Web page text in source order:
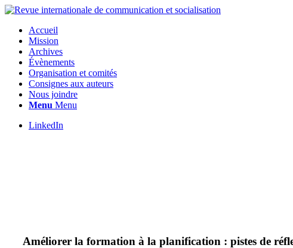
Accueil
Mission
Archives
Évènements
Organisation et comités
Consignes aux auteurs
Nous joindre
Menu Menu
LinkedIn
Améliorer la formation à la planification : pistes de